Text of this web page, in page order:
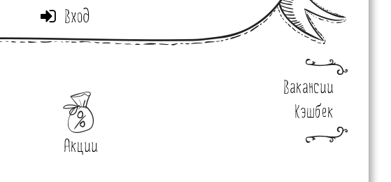
Вход
Акции
Вакансии
Кэшбек